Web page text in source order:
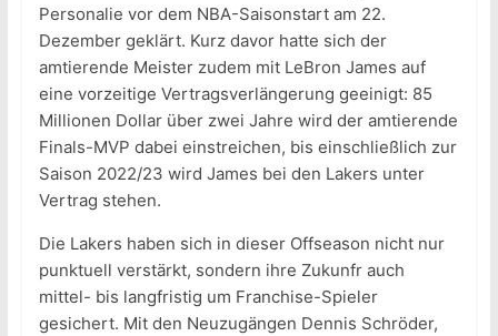
Personalie vor dem NBA-Saisonstart am 22.
Dezember geklärt. Kurz davor hatte sich der
amtierende Meister zudem mit LeBron James auf
eine vorzeitige Vertragsverlängerung geeinigt: 85
Millionen Dollar über zwei Jahre wird der amtierende
Finals-MVP dabei einstreichen, bis einschließlich zur
Saison 2022/23 wird James bei den Lakers unter
Vertrag stehen.
Die Lakers haben sich in dieser Offseason nicht nur
punktuell verstärkt, sondern ihre Zukunfr auch
mittel- bis langfristig um Franchise-Spieler
gesichert. Mit den Neuzugängen Dennis Schröder,